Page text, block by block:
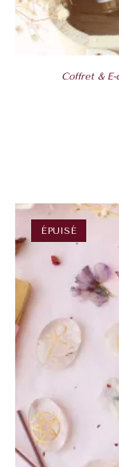
Coffret & E-
ÉPUISÉ